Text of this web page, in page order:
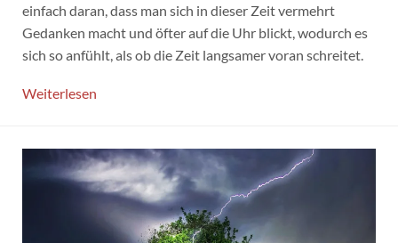
einfach daran, dass man sich in dieser Zeit vermehrt
Gedanken macht und öfter auf die Uhr blickt, wodurch es
sich so anfühlt, als ob die Zeit langsamer voran schreitet.
Weiterlesen